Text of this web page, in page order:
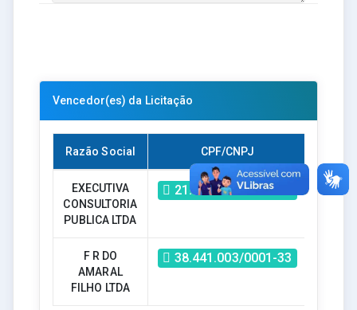
Vencedor(es) da Licitação
Razão Social CPF/CNPJ
EXECUTIVA
CONSULTORIA
PUBLICA LTDA
21.850.903/0001-31 R$ -
F R DO
AMARAL
FILHO LTDA
38.441.003/0001-33